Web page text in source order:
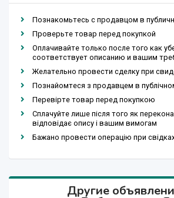
Познакомьтесь с продавцом в
Проверьте товар перед покупкой
Оплачивайте только после того как
соответствует описанию и вашим
Желательно провести сделку при
Познайомтеся з продавцем в
Перевірте товар перед покупкою
Сплачуйте лише після того як
відповідає опису і вашим вимогам
Бажано провести операцію при
Другие